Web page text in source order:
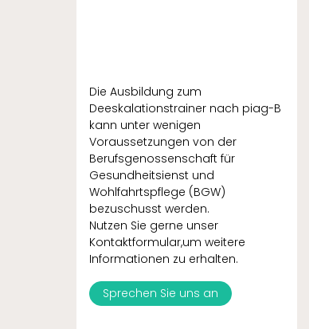
Die Ausbildung zum
Deeskalationstrainer nach piag-B
kann unter wenigen
Voraussetzungen von der
Berufsgenossenschaft für
Gesundheitsienst und
Wohlfahrtspflege (BGW)
bezuschusst werden.
Nutzen Sie gerne unser
Kontaktformular,um weitere
Informationen zu erhalten.
Sprechen Sie uns an